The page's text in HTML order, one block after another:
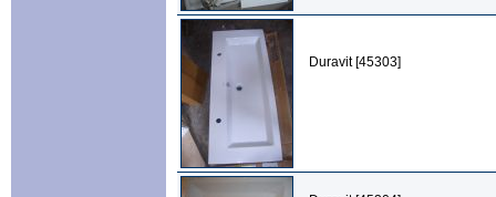
Duravit [45303]